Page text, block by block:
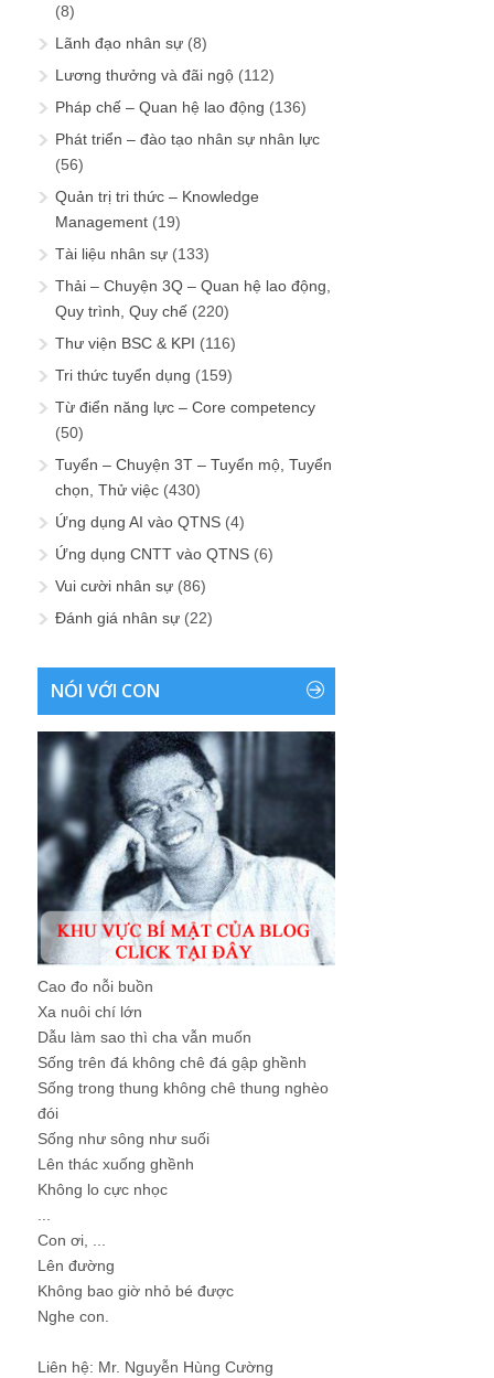
(8)
Lãnh đạo nhân sự (8)
Lương thưởng và đãi ngộ (112)
Pháp chế – Quan hệ lao động (136)
Phát triển – đào tạo nhân sự nhân lực
(56)
Quản trị tri thức – Knowledge
Management (19)
Tài liệu nhân sự (133)
Thải – Chuyện 3Q – Quan hệ lao động,
Quy trình, Quy chế (220)
Thư viện BSC & KPI (116)
Tri thức tuyển dụng (159)
Từ điển năng lực – Core competency
(50)
Tuyển – Chuyện 3T – Tuyển mộ, Tuyển
chọn, Thử việc (430)
Ứng dụng AI vào QTNS (4)
Ứng dụng CNTT vào QTNS (6)
Vui cười nhân sự (86)
Đánh giá nhân sự (22)
NÓI VỚI CON
Cao đo nỗi buồn
Xa nuôi chí lớn
Dẫu làm sao thì cha vẫn muốn
Sống trên đá không chê đá gập ghềnh
Sống trong thung không chê thung nghèo
đói
Sống như sông như suối
Lên thác xuống ghềnh
Không lo cực nhọc
...
Con ơi, ...
Lên đường
Không bao giờ nhỏ bé được
Nghe con.
Liên hệ: Mr. Nguyễn Hùng Cường